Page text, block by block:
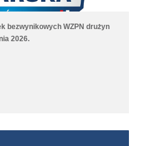
bezwynikowych WZPN drużyn
2026.